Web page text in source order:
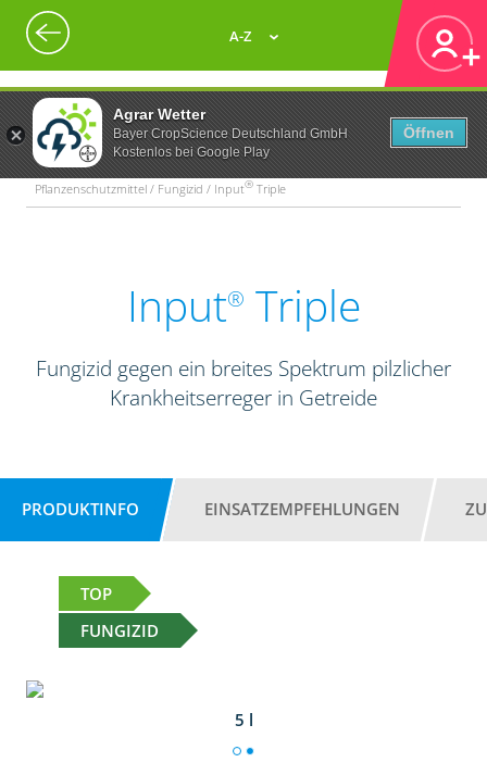
Agrar Wetter
Bayer CropScience Deutschland GmbH
Kostenlos bei Google Play
Öffnen
A-Z
Pflanzenschutzmittel / Fungizid / Input® Triple
Input® Triple
Fungizid gegen ein breites Spektrum pilzlicher
Krankheitserreger in Getreide
PRODUKTINFO EINSATZEMPFEHLUNGEN
TOP
FUNGIZID
5 l